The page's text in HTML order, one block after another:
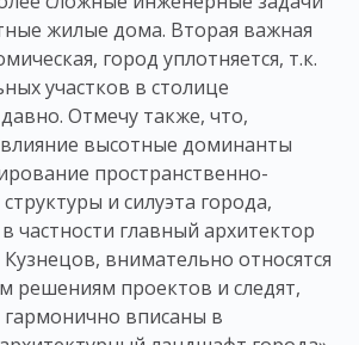
жилые дома. Вторая важная
город уплотняется, т.к.
участков в столице
Отмечу также, что,
высотные доминанты
пространственно-
и силуэта города,
частности главный архитектор
внимательно относятся
решениям проектов и следят,
вписаны в